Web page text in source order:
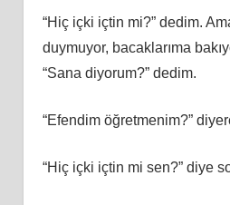
“Hiç içki içtin mi?” dedim.
duymuyor, bacaklarıma
“Sana diyorum?” dedim.
“Efendim öğretmenim?”
“Hiç içki içtin mi sen?” diye